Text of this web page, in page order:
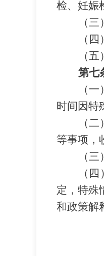
检、妊娠
（
（
（
第七
（
时间因特
（
等事项，
（
（
定，特殊
和政策解